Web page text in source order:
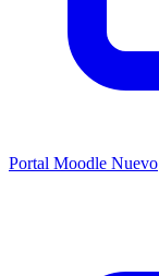
Portal Moodle Nuevo